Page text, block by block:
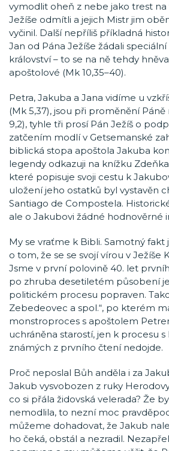
vymodlit oheň z nebe jako trest na
Ježíše odmítli a jejich Mistr jim
vyčinil. Další nepříliš příkladná
Jan od Pána Ježíše žádali
království – to se na ně tehdy
apoštolové (Mk 10,35–40).
Petra, Jakuba a Jana vidíme u
(Mk 5,37), jsou při proměnění
9,2), tyhle tři prosí Pán Ježíš o
zatčením modlí v Getsemanské
biblická stopa apoštola Jakuba
legendy odkazuji na knížku
které popisuje svoji cestu k
uložení jeho ostatků byl vystavěn
Santiago de Compostela.
ale o Jakubovi žádné hodnověrné
My se vraťme k Bibli. Samotný fakt
o tom, že se se svojí vírou v Ježíše
Jsme v první polovině 40. let
po zhruba desetiletém působení
politickém procesu popraven.
Zebedeovec a spol.“, po kterém
monstroproces s apoštolem
uchráněna starostí, jen k procesu
známých z prvního čtení nedojde.
Proč neposlal Bůh anděla i za
Jakub vysvobozen z ruky
co si přála židovská velerada? Že
nemodlila, to nezní moc
můžeme dohadovat, že Jakub
ho čeká, obstál a nezradil.